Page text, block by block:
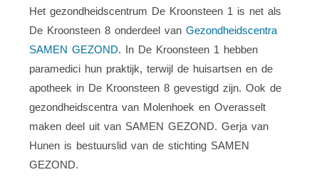
Het gezondheidscentrum De Kroonsteen 1 is net als
De Kroonsteen 8 onderdeel vanGezondheidscentra
SAMEN GEZOND. In De Kroonsteen 1 hebben
paramedici hun praktijk, terwijl de huisartsen en de
apotheek in De Kroonsteen 8 gevestigd zijn. Ook de
gezondheidscentra van Molenhoek en Overasselt
maken deel uit van SAMEN GEZOND. Gerja van
Hunen is bestuurslid van de stichting SAMEN
GEZOND.